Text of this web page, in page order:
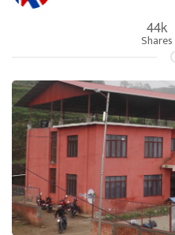
44k
Shares